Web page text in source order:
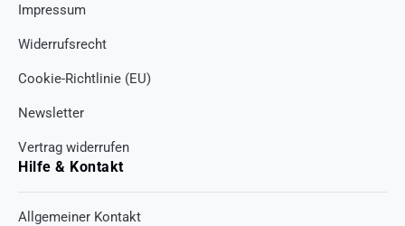
Impressum
Widerrufsrecht
Cookie-Richtlinie (EU)
Newsletter
Vertrag widerrufen
Hilfe & Kontakt
Allgemeiner Kontakt